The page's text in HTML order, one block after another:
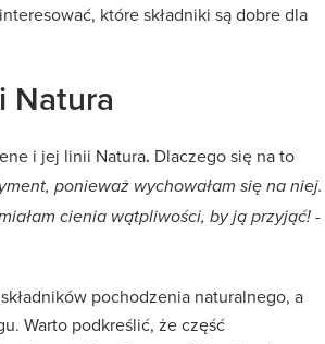
które składniki są dobre dla
Natura
i jej linii Natura. Dlaczego się na to
ponieważ wychowałam się na niej.
cienia wątpliwości, by ją przyjąć! -
pochodzenia naturalnego, a
Warto podkreślić, że część